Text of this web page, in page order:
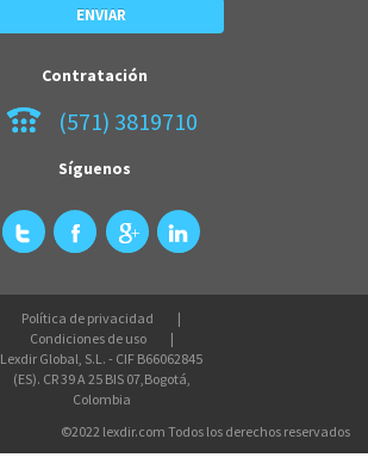
Contratación
(571) 3819710
Síguenos
Política de privacidad
Condiciones de uso
Lexdir Global, S.L. - CIF B66062845
(ES). CR 39 A 25 BIS 07,Bogotá,
Colombia
©2022 lexdir.com Todos los derechos reservados